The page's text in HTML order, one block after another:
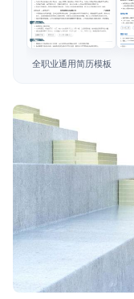
简历模板
简历教程
查看模板
全职业通用简历模板